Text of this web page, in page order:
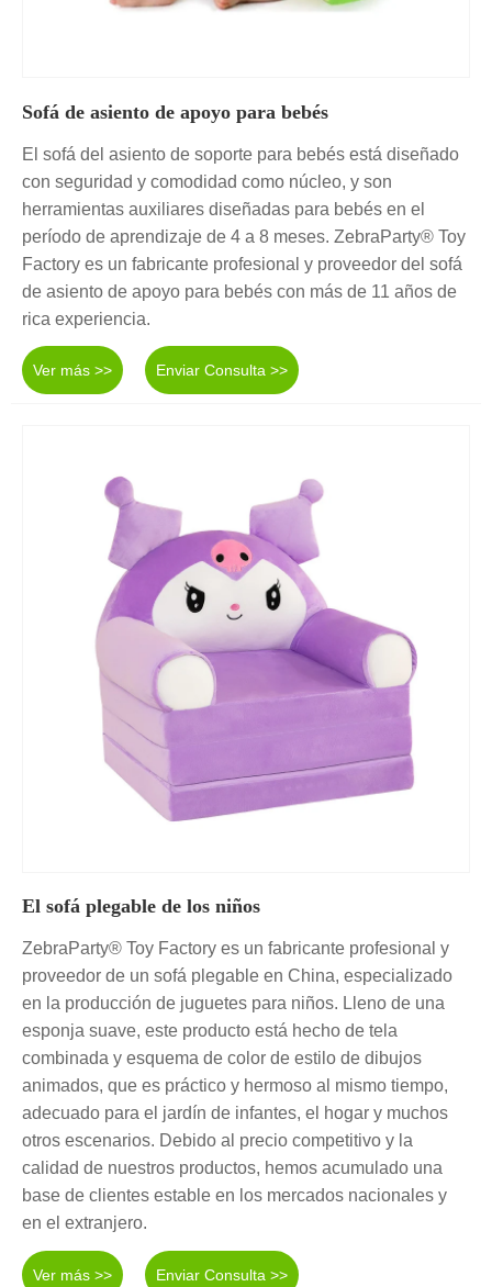
Sofá de asiento de apoyo para bebés
El sofá del asiento de soporte para bebés está diseñado
con seguridad y comodidad como núcleo, y son
herramientas auxiliares diseñadas para bebés en el
período de aprendizaje de 4 a 8 meses. ZebraParty® Toy
Factory es un fabricante profesional y proveedor del sofá
de asiento de apoyo para bebés con más de 11 años de
rica experiencia.
Ver más >> Enviar Consulta >>
El sofá plegable de los niños
ZebraParty® Toy Factory es un fabricante profesional y
proveedor de un sofá plegable en China, especializado
en la producción de juguetes para niños. Lleno de una
esponja suave, este producto está hecho de tela
combinada y esquema de color de estilo de dibujos
animados, que es práctico y hermoso al mismo tiempo,
adecuado para el jardín de infantes, el hogar y muchos
otros escenarios. Debido al precio competitivo y la
calidad de nuestros productos, hemos acumulado una
base de clientes estable en los mercados nacionales y
en el extranjero.
Ver más >> Enviar Consulta >>